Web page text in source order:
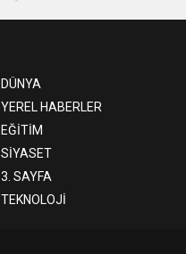
DÜNYA
YEREL HABERLER
EĞİTİM
SİYASET
3. SAYFA
TEKNOLOJİ